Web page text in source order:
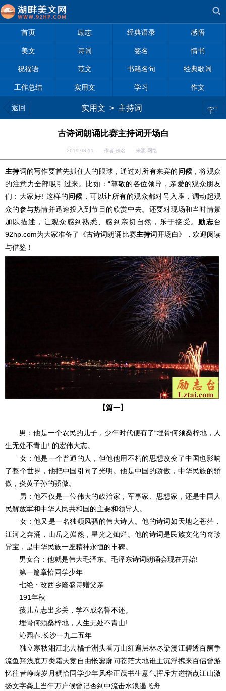
首页 励志 经典语录 感悟
美文 诗词 签名 情书
祝福语 范文 书籍名句 经典歌词
工作总结 实用文 学习 作文
返回 实用文 > 主持词 字+
古诗词朗诵比赛主持词开场白
2019-03-11 作者:佚名 来源:网络
主持词的写作要首先抓住人的眼球，通过对所有来宾的问候 ，将观众
的注意力全部吸引过来。比如：“尊敬的各位领导，亲爱的观众朋友
们：大家好!”这样的问候 ，可以让所有的观众都对号入座，调动起观
众的参与热情并迅速投入到节目的欣赏中去。还要对现场和当时情景
加以描述，让观众感到熟悉、感到亲切自然，乐于接受。 励志台
92hp.com为大家准备了《古诗词朗诵比赛主持词开场白》，欢迎阅读
与借鉴！
【篇一】
男：他是一个农民的儿子，少年时代便有了“埋骨何须桑梓地，人
生无处不青山!”的宏伟大志。
女：他是一个普通的人，但他他用不朽的思想改变了中国也影响
了整个世界，他把中国引向了光明。他是中国的骄傲，中华民族的骄
傲，炎黄子孙的骄傲。
男：他不仅是一位伟大的政治家，军事家、思想家，还是中国人
民解放军和中华人民共和国的主要和领导人。
女：他又是一名独领风骚的伟大诗人。他的诗词如天地之苍茫，
江河之奔涌，山岳之岿然，星光之灿烂。他的诗词是民族文化的奇珍
异宝，是中华民族一座精神永恒的丰碑。
男女合：他就是伟大毛泽东。毛泽东诗词朗诵会现在开始!
第一篇章恰同学少年
七绝・改西乡隆盛诗赠父亲
191年秋
孩儿立志出乡关，学不成名誓不还。
埋骨何须桑梓地，人生无处不青山!
沁园春.长沙一九二五年
独立寒秋湘江北去橘子洲头看万山红遍层林尽染漫江碧透百舸争
流鱼翔浅底万类霜天竞自由怅寥廓问苍茫大地谁主沉浮携来百侣曾游
忆往昔峥嵘岁月稠恰同学少年风华正茂书生意气挥斥方遒指点江山激
扬文字粪土当年万户候曾记否到中流击水浪遏飞舟